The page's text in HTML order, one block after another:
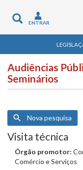
Toggle
navigation
ENTRAR
Audiências
Seminários
Nova pesquisa
Visita técnica
Órgão promotor:
Comércio e Serviços